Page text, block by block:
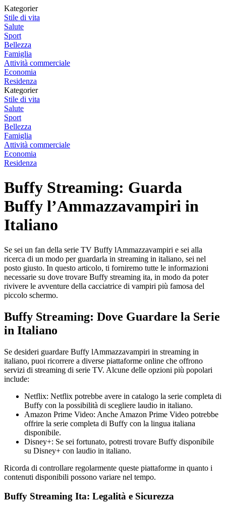
Kategorier
Stile di vita
Salute
Sport
Bellezza
Famiglia
Attività commerciale
Economia
Residenza
Kategorier
Stile di vita
Salute
Sport
Bellezza
Famiglia
Attività commerciale
Economia
Residenza
Buffy Streaming: Guarda
Buffy l’Ammazzavampiri in
Italiano
Se sei un fan della serie TV Buffy lAmmazzavampiri e sei alla
ricerca di un modo per guardarla in streaming in italiano, sei nel
posto giusto. In questo articolo, ti forniremo tutte le informazioni
necessarie su dove trovare Buffy streaming ita, in modo da poter
rivivere le avventure della cacciatrice di vampiri più famosa del
piccolo schermo.
Buffy Streaming: Dove Guardare la Serie
in Italiano
Se desideri guardare Buffy lAmmazzavampiri in streaming in
italiano, puoi ricorrere a diverse piattaforme online che offrono
servizi di streaming di serie TV. Alcune delle opzioni più popolari
include:
Netflix: Netflix potrebbe avere in catalogo la serie completa di
Buffy con la possibilità di scegliere laudio in italiano.
Amazon Prime Video: Anche Amazon Prime Video potrebbe
offrire la serie completa di Buffy con la lingua italiana
disponibile.
Disney+: Se sei fortunato, potresti trovare Buffy disponibile
su Disney+ con laudio in italiano.
Ricorda di controllare regolarmente queste piattaforme in quanto i
contenuti disponibili possono variare nel tempo.
Buffy Streaming Ita: Legalità e Sicurezza